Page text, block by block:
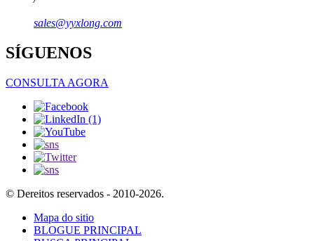
sales@yyxlong.com
SÍGUENOS
CONSULTA AGORA
© Dereitos reservados - 2010-2026.
Mapa do sitio
BLOGUE PRINCIPAL